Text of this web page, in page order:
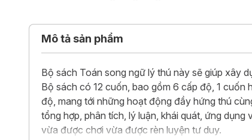
Mô tả sản phẩm
Bộ sách Toán song ngữ lý thú này sẽ giúp xây
Bộ sách có 12 cuốn, bao gồm 6 cấp độ, 1
độ, mang tới những hoạt động đầy hứng thú
tổng hợp, phân tích, lý luận, khái quát, ứng
vừa được chơi vừa được rèn luyện tư duy.